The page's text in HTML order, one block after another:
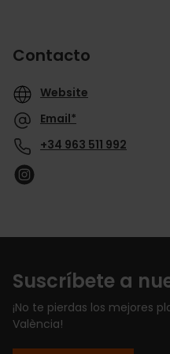
Contacto
Website
Email*
+34 963 511 992
Suscríbete a
¡No te pierdas los mejores
València!